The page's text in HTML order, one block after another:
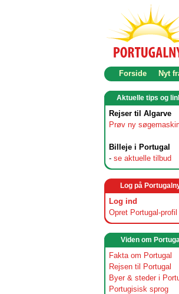
Forside Nyt
Aktuelle tips og
Rejser til Algarve
Prøv ny
Billeje i Portugal
- se aktuelle tilbud
Log på
Log ind
Opret Portugal-profil
Viden om
Fakta om Portugal
Rejsen til Portugal
Byer & steder i
Portugisisk sprog